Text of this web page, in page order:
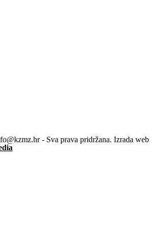
- Sva prava pridržana. Izrada web